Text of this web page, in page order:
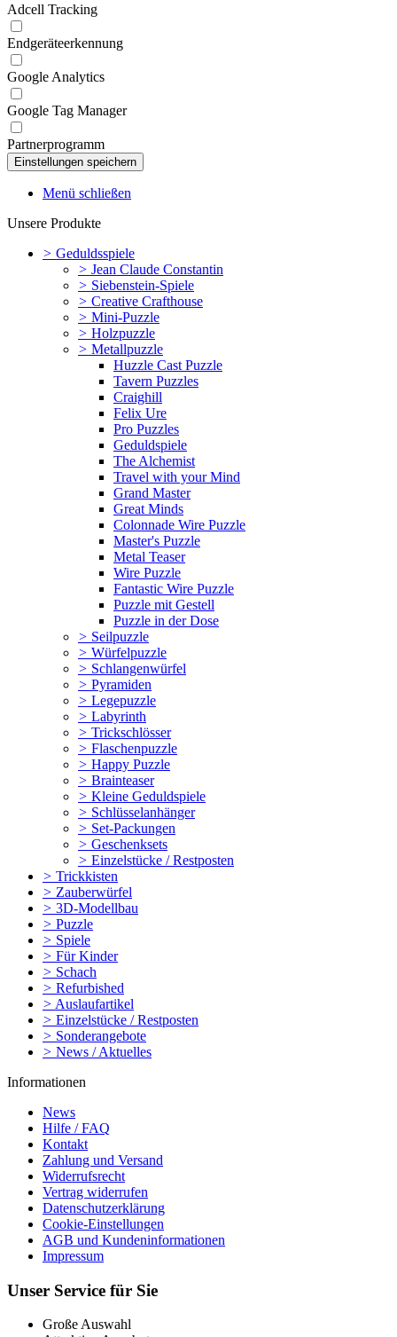
Adcell Tracking
Endgeräteerkennung
Google Analytics
Google Tag Manager
Partnerprogramm
Menü schließen
Unsere Produkte
> Geduldsspiele
> Jean Claude Constantin
> Siebenstein-Spiele
> Creative Crafthouse
> Mini-Puzzle
> Holzpuzzle
> Metallpuzzle
Huzzle Cast Puzzle
Tavern Puzzles
Craighill
Felix Ure
Pro Puzzles
Geduldspiele
The Alchemist
Travel with your Mind
Grand Master
Great Minds
Colonnade Wire Puzzle
Master's Puzzle
Metal Teaser
Wire Puzzle
Fantastic Wire Puzzle
Puzzle mit Gestell
Puzzle in der Dose
> Seilpuzzle
> Würfelpuzzle
> Schlangenwürfel
> Pyramiden
> Legepuzzle
> Labyrinth
> Trickschlösser
> Flaschenpuzzle
> Happy Puzzle
> Brainteaser
> Kleine Geduldspiele
> Schlüsselanhänger
> Set-Packungen
> Geschenksets
> Einzelstücke / Restposten
> Trickkisten
> Zauberwürfel
> 3D-Modellbau
> Puzzle
> Spiele
> Für Kinder
> Schach
> Refurbished
> Auslaufartikel
> Einzelstücke / Restposten
> Sonderangebote
> News / Aktuelles
Informationen
News
Hilfe / FAQ
Kontakt
Zahlung und Versand
Widerrufsrecht
Vertrag widerrufen
Datenschutzerklärung
Cookie-Einstellungen
AGB und Kundeninformationen
Impressum
Unser Service für Sie
Große Auswahl